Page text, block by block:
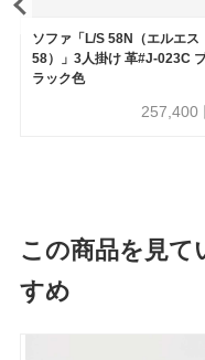
ソファ「L/S 58N（エルエス
58）」3人掛け 革#J-023C
ラック色
257,400
この商品を見
すめ